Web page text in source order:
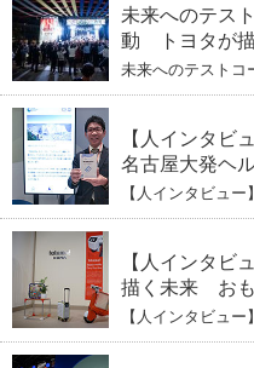
挑むヘルスケア標
未来へのテス
動 トヨタが
未来へのテストコ
が描く都市とモビ
【人インタビ
名古屋大発ヘ
社長・瀧本
【人インタビュ
ヘルスケアシス
【人インタビ
描く未来 おも
式会社
（下）おもち
【人インタビュ
おもちゃの心で社